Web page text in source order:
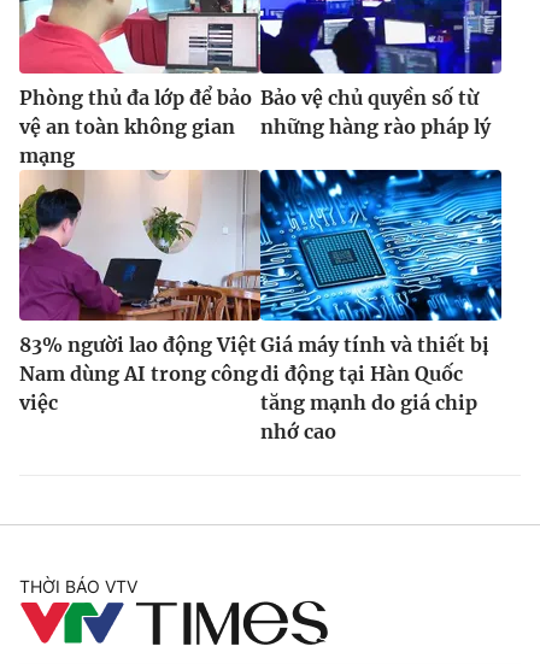
Phòng thủ đa lớp để bảo
vệ an toàn không gian
mạng
Bảo vệ chủ quyền số từ
những hàng rào pháp lý
83% người lao động Việt
Nam dùng AI trong công
việc
Giá máy tính và thiết bị
di động tại Hàn Quốc
tăng mạnh do giá chip
nhớ cao
THỜI BÁO VTV